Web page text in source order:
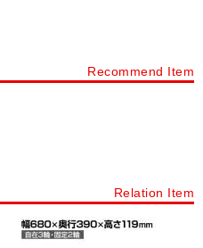
ステンレス作業台
Recommend Item
Relation Item